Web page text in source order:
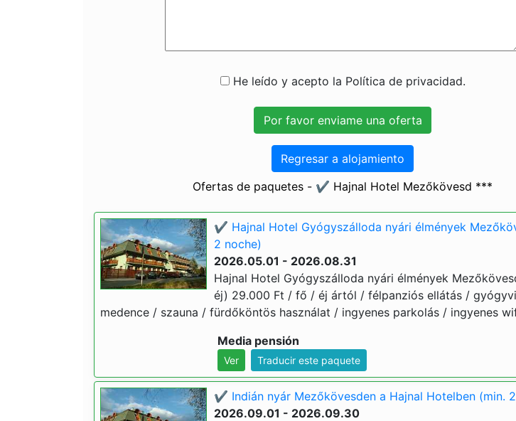
He leído y acepto la Política de privacidad.
Regresar a alojamiento
Ofertas de paquetes - ✔️ Hajnal Hotel Mezőkövesd ***
✔️ Hajnal Hotel Gyógyszálloda nyári élmények
2 noche)
2026.05.01 - 2026.08.31
Hajnal Hotel Gyógyszálloda nyári élmények
éj) 29.000 Ft / fő / éj ártól / félpanziós ellátás /
medence / szauna / fürdőköntös használat / ingyenes parkolás / ingyenes
Media pensión
Ver Traducir este paquete
✔️ Indián nyár Mezőkövesden a Hajnal Hotelben (min.
2026.09.01 - 2026.09.30